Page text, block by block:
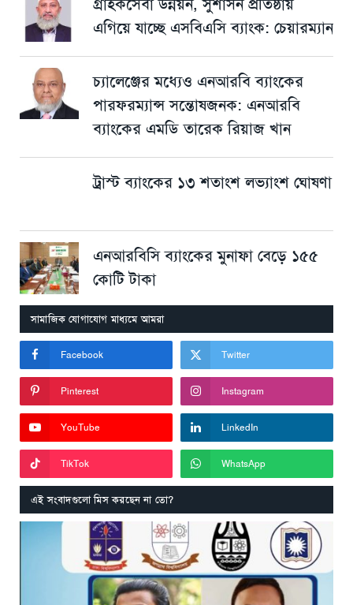
গ্রাহকসেবা উন্নয়ন, সুশাসন প্রতিষ্ঠায়
এগিয়ে যাচ্ছে এসবিএসি ব্যাংক: চেয়ারম্যান
চ্যালেঞ্জের মধ্যেও এনআরবি ব্যাংকের
পারফরম্যান্স সন্তোষজনক: এনআরবি
ব্যাংকের এমডি তারেক রিয়াজ খান
ট্রাস্ট ব্যাংকের ১৩ শতাংশ লভ্যাংশ ঘোষণা
এনআরবিসি ব্যাংকের মুনাফা বেড়ে ১৫৫
কোটি টাকা
সামাজিক যোগাযোগ মাধ্যমে আমরা
Facebook Twitter
Pinterest Instagram
YouTube LinkedIn
TikTok WhatsApp
এই সংবাদগুলো মিস করছেন না তো?